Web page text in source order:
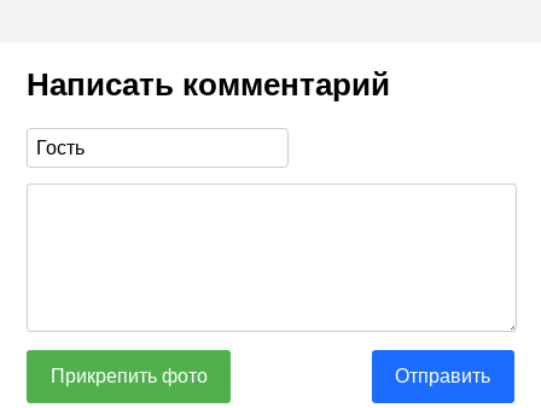
Написать комментарий
Прикрепить фото Отправить